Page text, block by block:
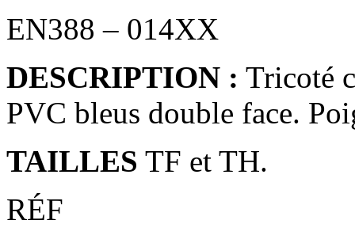
EN388 – 014XX
DESCRIPTION : Tricoté
PVC bleus double face.
TAILLES TF et TH.
RÉF